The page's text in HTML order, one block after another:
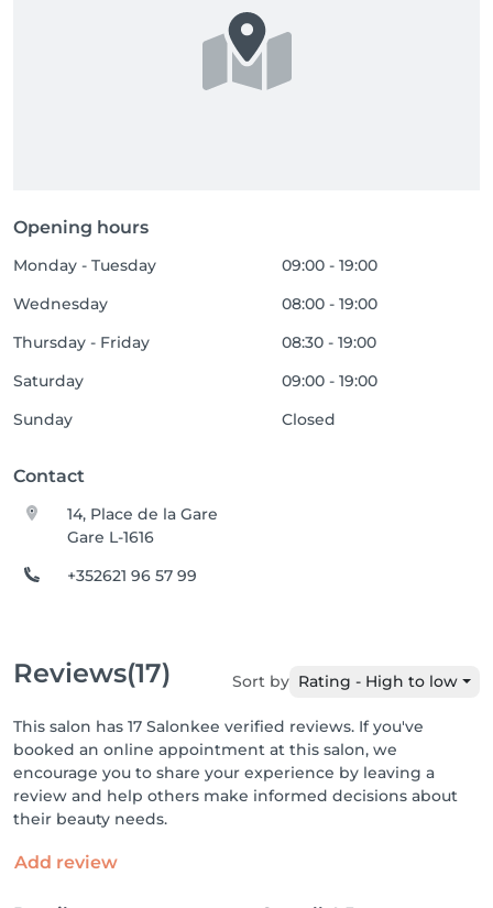
Opening hours
Monday - Tuesday
09:00 - 19:00
Wednesday
08:00 - 19:00
Thursday - Friday
08:30 - 19:00
Saturday
09:00 - 19:00
Sunday
Closed
Contact
14, Place de la Gare
Gare L-1616
+352621 96 57 99
Reviews(17) Sort by Rating - High to low
This salon has 17 Salonkee verified reviews. If you've
booked an online appointment at this salon, we
encourage you to share your experience by leaving a
review and help others make informed decisions about
their beauty needs.
Add review